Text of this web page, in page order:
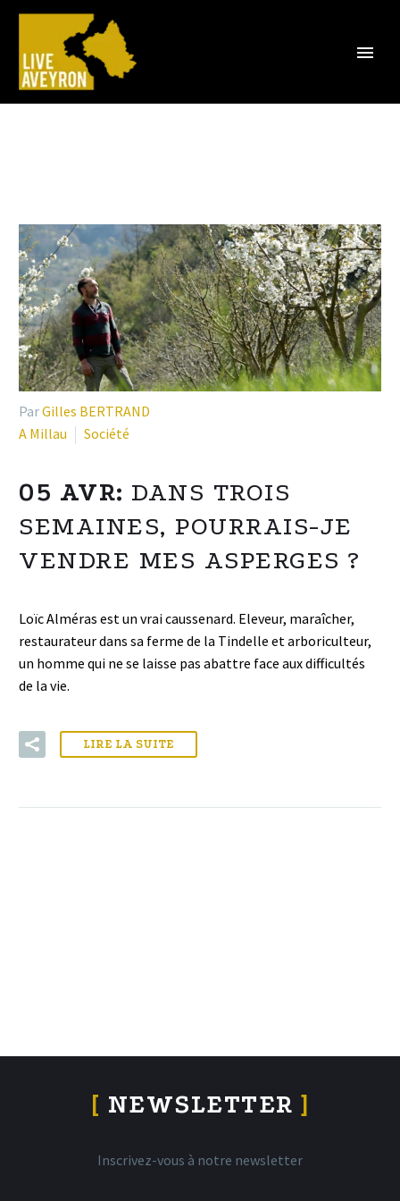
ParGilles BERTRAND
A Millau
Société
05 AVR: DANS TROIS
SEMAINES, POURRAIS-JE
VENDRE MES ASPERGES ?
Loïc Alméras est un vrai caussenard. Eleveur, maraîcher,
restaurateur dans sa ferme de la Tindelle et arboriculteur,
un homme qui ne se laisse pas abattre face aux difficultés
de la vie.
LIRE LA SUITE
[ NEWSLETTER ]
Inscrivez-vous à notre newsletter